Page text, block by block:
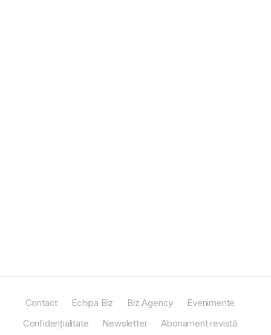
Contact Echipa Biz Biz Agency
Evenimente
Confidențialitate
Newsletter Abonament revistă